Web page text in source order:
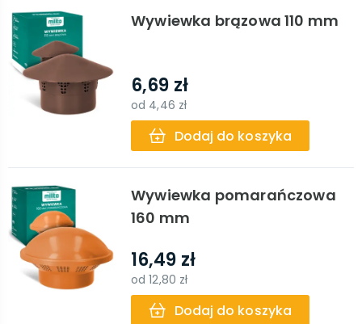
Wywiewka brązowa 110 mm
6,69 zł
od 4,46 zł
Dodaj do koszyka
Wywiewka pomarańczowa
160 mm
16,49 zł
od12,80 zł
Dodaj do koszyka